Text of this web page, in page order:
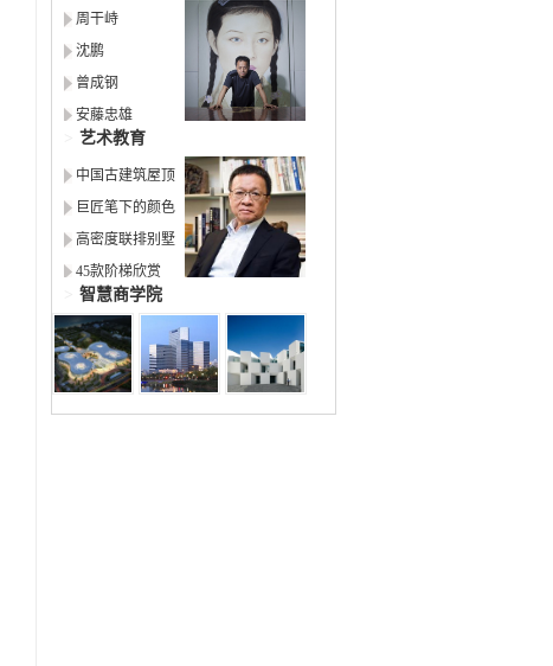
周干峙
沈鹏
曾成钢
安藤忠雄
艺术教育
中国古建筑屋顶
巨匠笔下的颜色
高密度联排别墅
45款阶梯欣赏
智慧商学院